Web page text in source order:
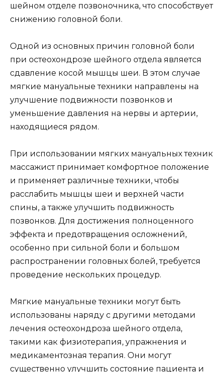
шейном отделе позвоночника, что способствует
снижению головной боли.
Одной из основных причин головной боли
при остеохондрозе шейного отдела является
сдавление косой мышцы шеи. В этом случае
мягкие мануальные техники направлены на
улучшение подвижности позвонков и
уменьшение давления на нервы и артерии,
находящиеся рядом.
При использовании мягких мануальных техник
массажист принимает комфортное положение
и применяет различные техники, чтобы
расслабить мышцы шеи и верхней части
спины, а также улучшить подвижность
позвонков. Для достижения полноценного
эффекта и предотвращения осложнений,
особенно при сильной боли и большом
распространении головных болей, требуется
проведение нескольких процедур.
Мягкие мануальные техники могут быть
использованы наряду с другими методами
лечения остеохондроза шейного отдела,
такими как физиотерапия, упражнения и
медикаментозная терапия. Они могут
существенно улучшить состояние пациента и